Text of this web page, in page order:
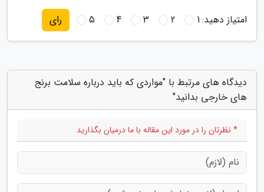
امتیاز دهید:1
2
3
4
5 رای
دیدگاه های مرتبط با "مواردی که باید درباره سلامت برنج
های خارجی بدانید"
* نظرتان را در مورد این مقاله با ما درمیان بگذارید